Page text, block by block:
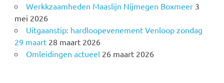
Werkkzaamheden Maaslijn Nijmegen Boxmeer 3
mei 2026
Uitgaanstip: hardloopevenement Venloop zondag
29 maart 28 maart 2026
Omleidingen actueel 26 maart 2026